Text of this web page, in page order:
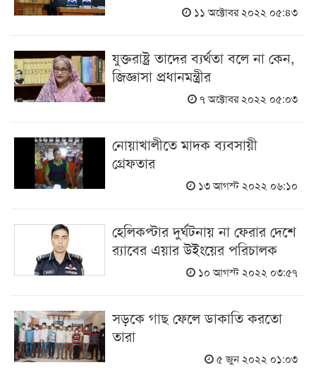
১১ অক্টোবর ২০২২ ০৫:৪৩
যুক্তরাষ্ট্র তাদের ব্যর্থতা বলে না কেন,
জিজ্ঞাসা প্রধানমন্ত্রীর
৭ অক্টোবর ২০২২ ০৫:০৩
নোয়াখালীতে মাদক ব্যবসায়ী
গ্রেফতার
১৩ আগস্ট ২০২২ ০৬:১০
হেলিকপ্টার দুর্ঘটনায় না ফেরার দেশে
র‍্যাবের এয়ার উইংয়ের পরিচালক
১০ আগস্ট ২০২২ ০৩:৫৭
সড়কে গাছ ফেলে ডাকাতি করতো
তারা
৫ জুন ২০২২ ০১:০৩